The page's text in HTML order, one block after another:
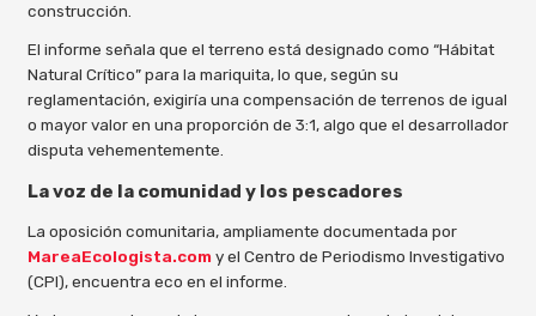
construcción.
El informe señala que el terreno está designado como “Hábitat
Natural Crítico” para la mariquita, lo que, según su
reglamentación, exigiría una compensación de terrenos de igual
o mayor valor en una proporción de 3:1, algo que el desarrollador
disputa vehementemente.
La voz de la comunidad y los pescadores
La oposición comunitaria, ampliamente documentada por
MareaEcologista.com y el Centro de Periodismo Investigativo
(CPI), encuentra eco en el informe.